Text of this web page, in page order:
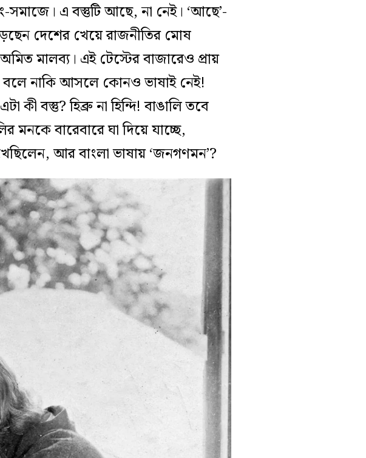
এ বস্তুটি আছে, না নেই। ‘আছে’-
দেশের খেয়ে রাজনীতির মোষ
মালব্য। এই টেস্টের বাজারেও প্রায়
নাকি আসলে কোনও ভাষাই নেই!
বস্তু? হিব্রু না হিন্দি! বাঙালি তবে
মনকে বারেবারে ঘা দিয়ে যাচ্ছে,
আর বাংলা ভাষায় ‘জনগণমন’?